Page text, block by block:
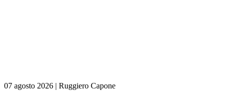
07 agosto 2026 | Ruggiero Capone